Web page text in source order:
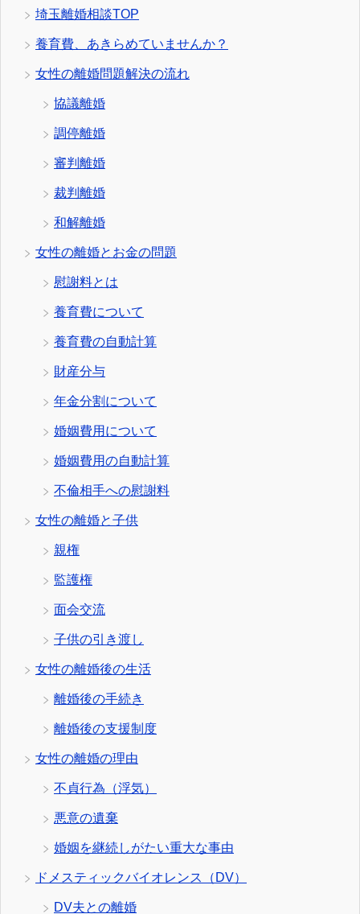
埼玉離婚相談TOP
養育費、あきらめていませんか？
女性の離婚問題解決の流れ
協議離婚
調停離婚
審判離婚
裁判離婚
和解離婚
女性の離婚とお金の問題
慰謝料とは
養育費について
養育費の自動計算
財産分与
年金分割について
婚姻費用について
婚姻費用の自動計算
不倫相手への慰謝料
女性の離婚と子供
親権
監護権
面会交流
子供の引き渡し
女性の離婚後の生活
離婚後の手続き
離婚後の支援制度
女性の離婚の理由
不貞行為（浮気）
悪意の遺棄
婚姻を継続しがたい重大な事由
ドメスティックバイオレンス（DV）
DV夫との離婚